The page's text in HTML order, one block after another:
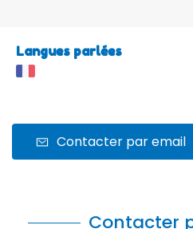
Langues parlées
Contacter par email
Contacter